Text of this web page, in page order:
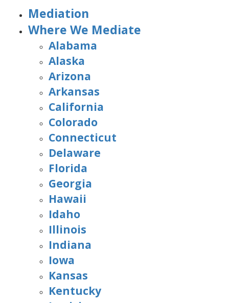
Mediation
Where We Mediate
Alabama
Alaska
Arizona
Arkansas
California
Colorado
Connecticut
Delaware
Florida
Georgia
Hawaii
Idaho
Illinois
Indiana
Iowa
Kansas
Kentucky